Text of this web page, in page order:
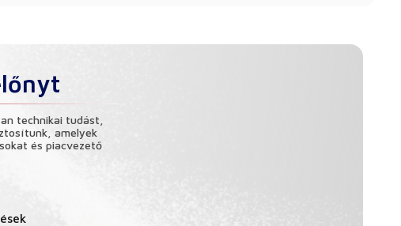
technikai tudást,
amelyek
és piacvezető